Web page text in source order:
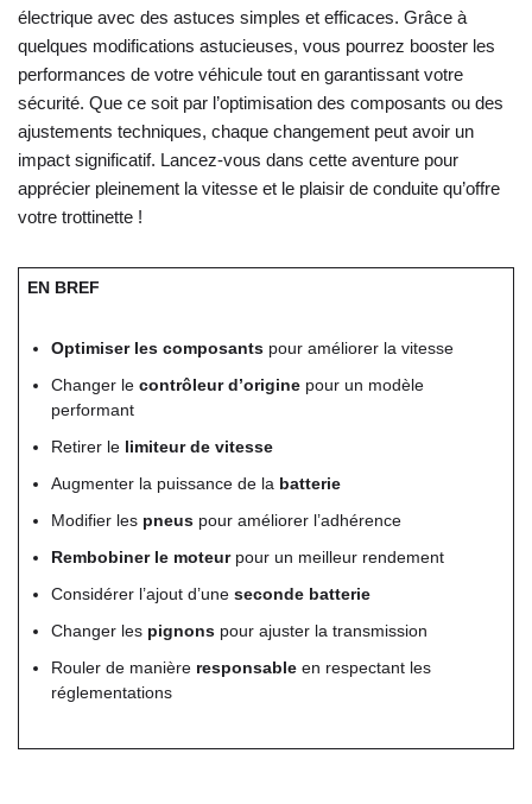
électrique avec des astuces simples et efficaces. Grâce à
quelques modifications astucieuses, vous pourrez booster les
performances de votre véhicule tout en garantissant votre
sécurité. Que ce soit par l’optimisation des composants ou des
ajustements techniques, chaque changement peut avoir un
impact significatif. Lancez-vous dans cette aventure pour
apprécier pleinement la vitesse et le plaisir de conduite qu’offre
votre trottinette !
EN BREF
Optimiser les composantspour améliorer la vitesse
Changer le contrôleur d’originepour un modèle
performant
Retirer le limiteur de vitesse
Augmenter la puissance de la batterie
Modifier les pneuspour améliorer l’adhérence
Rembobiner le moteurpour un meilleur rendement
Considérer l’ajout d’une seconde batterie
Changer les pignonspour ajuster la transmission
Rouler de manière responsableen respectant les
réglementations